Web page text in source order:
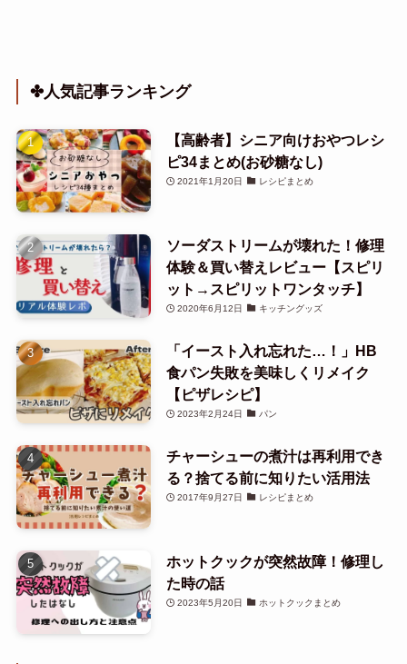
✤人気記事ランキング
【高齢者】シニア向けおやつレシ
ピ34まとめ(お砂糖なし)
2021年1月20日 レシピまとめ
ソーダストリームが壊れた！修理
体験＆買い替えレビュー【スピリ
ット→スピリットワンタッチ】
2020年6月12日 キッチングッズ
「イースト入れ忘れた…！」HB
食パン失敗を美味しくリメイク
【ピザレシピ】
2023年2月24日 パン
チャーシューの煮汁は再利用でき
る？捨てる前に知りたい活用法
2017年9月27日 レシピまとめ
ホットクックが突然故障！修理し
た時の話
2023年5月20日 ホットクックまとめ